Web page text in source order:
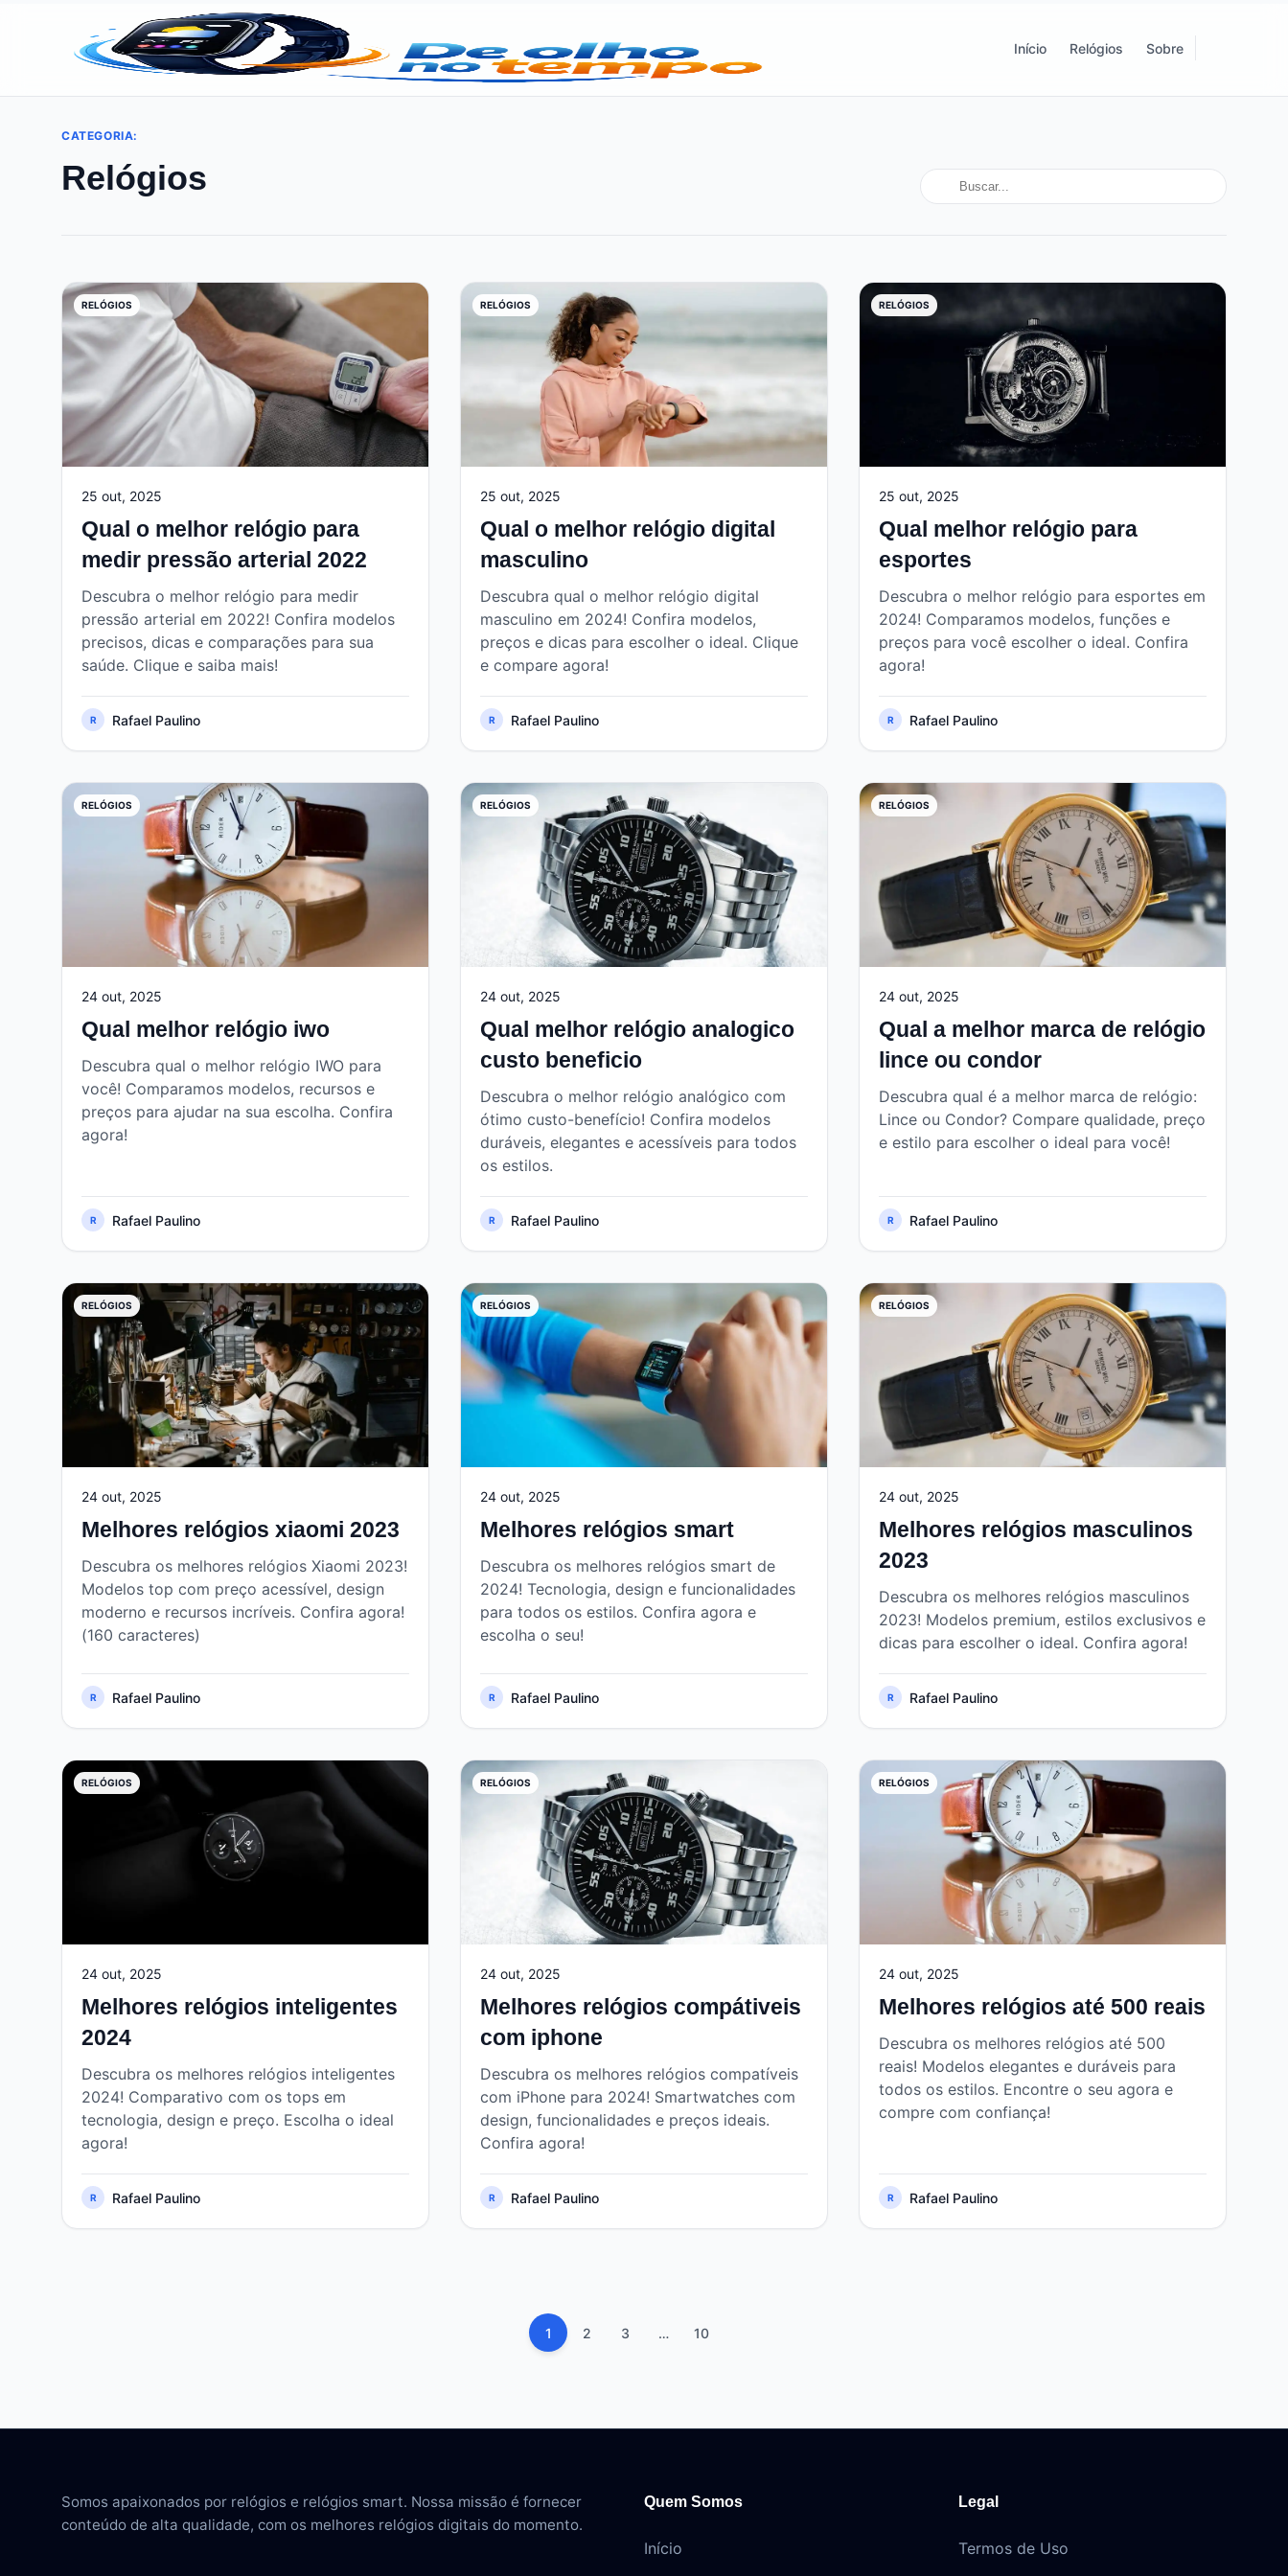
Início Relógios Sobre
CATEGORIA:
Relógios
RELÓGIOS
25 out, 2025
Qual o melhor relógio para
medir pressão arterial 2022
Descubra o melhor relógio para medir
pressão arterial em 2022! Confira modelos
precisos, dicas e comparações para sua
saúde. Clique e saiba mais!
R Rafael Paulino
RELÓGIOS
25 out, 2025
Qual o melhor relógio digital
masculino
Descubra qual o melhor relógio digital
masculino em 2024! Confira modelos,
preços e dicas para escolher o ideal. Clique
e compare agora!
R Rafael Paulino
RELÓGIOS
25 out, 2025
Qual melhor relógio para
esportes
Descubra o melhor relógio para esportes em
2024! Comparamos modelos, funções e
preços para você escolher o ideal. Confira
agora!
R Rafael Paulino
RELÓGIOS
24 out, 2025
Qual melhor relógio iwo
Descubra qual o melhor relógio IWO para
você! Comparamos modelos, recursos e
preços para ajudar na sua escolha. Confira
agora!
R Rafael Paulino
RELÓGIOS
24 out, 2025
Qual melhor relógio analogico
custo beneficio
Descubra o melhor relógio analógico com
ótimo custo-benefício! Confira modelos
duráveis, elegantes e acessíveis para todos
os estilos.
R Rafael Paulino
RELÓGIOS
24 out, 2025
Qual a melhor marca de relógio
lince ou condor
Descubra qual é a melhor marca de relógio:
Lince ou Condor? Compare qualidade, preço
e estilo para escolher o ideal para você!
R Rafael Paulino
RELÓGIOS
24 out, 2025
Melhores relógios xiaomi 2023
Descubra os melhores relógios Xiaomi 2023!
Modelos top com preço acessível, design
moderno e recursos incríveis. Confira agora!
(160 caracteres)
R Rafael Paulino
RELÓGIOS
24 out, 2025
Melhores relógios smart
Descubra os melhores relógios smart de
2024! Tecnologia, design e funcionalidades
para todos os estilos. Confira agora e
escolha o seu!
R Rafael Paulino
RELÓGIOS
24 out, 2025
Melhores relógios masculinos
2023
Descubra os melhores relógios masculinos
2023! Modelos premium, estilos exclusivos e
dicas para escolher o ideal. Confira agora!
R Rafael Paulino
RELÓGIOS
24 out, 2025
Melhores relógios inteligentes
2024
Descubra os melhores relógios inteligentes
2024! Comparativo com os tops em
tecnologia, design e preço. Escolha o ideal
agora!
R Rafael Paulino
RELÓGIOS
24 out, 2025
Melhores relógios compátiveis
com iphone
Descubra os melhores relógios compatíveis
com iPhone para 2024! Smartwatches com
design, funcionalidades e preços ideais.
Confira agora!
R Rafael Paulino
RELÓGIOS
24 out, 2025
Melhores relógios até 500 reais
Descubra os melhores relógios até 500
reais! Modelos elegantes e duráveis para
todos os estilos. Encontre o seu agora e
compre com confiança!
R Rafael Paulino
1 2 3 … 10
Somos apaixonados por relógios e relógios smart. Nossa missão é fornecer
conteúdo de alta qualidade, com os melhores relógios digitais do momento.
Quem Somos
Início
Legal
Termos de Uso